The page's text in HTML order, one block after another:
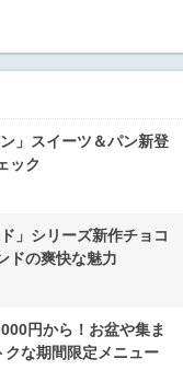
」スイーツ＆パン新登
ック
」シリーズ新作チョコ
ドの爽快な魅力
円から！お盆や集ま
クな期間限定メニュー